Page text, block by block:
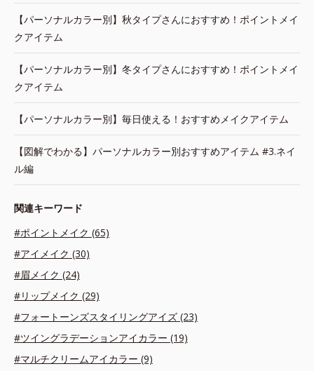
【パーソナルカラー別】秋タイプさんにおすすめ！ポイントメイ
クアイテム
【パーソナルカラー別】冬タイプさんにおすすめ！ポイントメイ
クアイテム
【パーソナルカラー別】毎日使える！おすすめメイクアイテム
【図解でわかる】パーソナルカラー別おすすめアイテム #3.ネイ
ル編
関連キーワード
#ポイントメイク (65)
#アイメイク (30)
#眉メイク (24)
#リップメイク (29)
#フォートーンズスタイリングアイズ (23)
#ツイングラデーションアイカラー (19)
#マルチクリームアイカラー (9)